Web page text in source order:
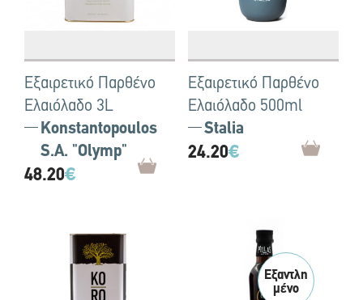
Εξαιρετικό Παρθένο
Ελαιόλαδο 3L
Konstantopoulos
S.A. "Olymp"
48.20€
Εξαιρετικό Παρθένο
Ελαιόλαδο 500ml
Stalia
24.20€